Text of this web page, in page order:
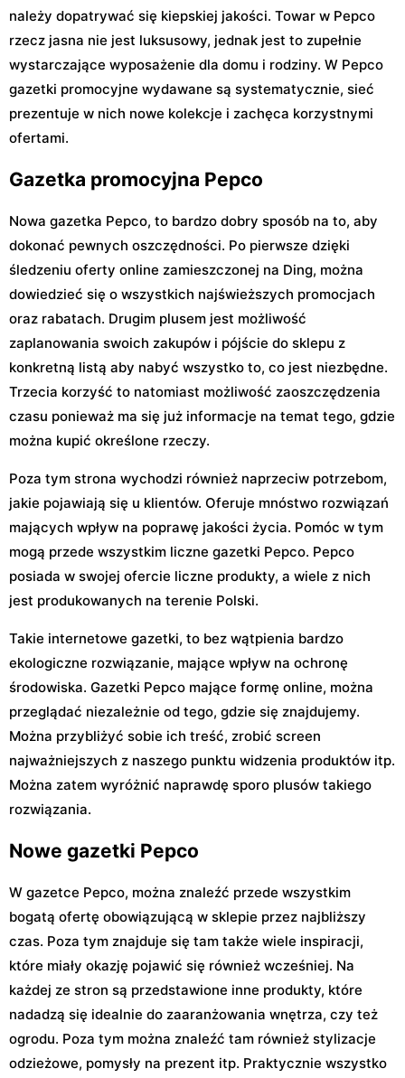
należy dopatrywać się kiepskiej jakości. Towar w Pepco
rzecz jasna nie jest luksusowy, jednak jest to zupełnie
wystarczające wyposażenie dla domu i rodziny. W Pepco
gazetki promocyjne wydawane są systematycznie, sieć
prezentuje w nich nowe kolekcje i zachęca korzystnymi
ofertami.
Gazetka promocyjna Pepco
Nowa gazetka Pepco, to bardzo dobry sposób na to, aby
dokonać pewnych oszczędności. Po pierwsze dzięki
śledzeniu oferty online zamieszczonej na Ding, można
dowiedzieć się o wszystkich najświeższych promocjach
oraz rabatach. Drugim plusem jest możliwość
zaplanowania swoich zakupów i pójście do sklepu z
konkretną listą aby nabyć wszystko to, co jest niezbędne.
Trzecia korzyść to natomiast możliwość zaoszczędzenia
czasu ponieważ ma się już informacje na temat tego, gdzie
można kupić określone rzeczy.
Poza tym strona wychodzi również naprzeciw potrzebom,
jakie pojawiają się u klientów. Oferuje mnóstwo rozwiązań
mających wpływ na poprawę jakości życia. Pomóc w tym
mogą przede wszystkim liczne gazetki Pepco. Pepco
posiada w swojej ofercie liczne produkty, a wiele z nich
jest produkowanych na terenie Polski.
Takie internetowe gazetki, to bez wątpienia bardzo
ekologiczne rozwiązanie, mające wpływ na ochronę
środowiska. Gazetki Pepco mające formę online, można
przeglądać niezależnie od tego, gdzie się znajdujemy.
Można przybliżyć sobie ich treść, zrobić screen
najważniejszych z naszego punktu widzenia produktów itp.
Można zatem wyróżnić naprawdę sporo plusów takiego
rozwiązania.
Nowe gazetki Pepco
W gazetce Pepco, można znaleźć przede wszystkim
bogatą ofertę obowiązującą w sklepie przez najbliższy
czas. Poza tym znajduje się tam także wiele inspiracji,
które miały okazję pojawić się również wcześniej. Na
każdej ze stron są przedstawione inne produkty, które
nadadzą się idealnie do zaaranżowania wnętrza, czy też
ogrodu. Poza tym można znaleźć tam również stylizacje
odzieżowe, pomysły na prezent itp. Praktycznie wszystko